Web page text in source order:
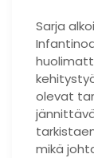
Sarja
olevat
mikä